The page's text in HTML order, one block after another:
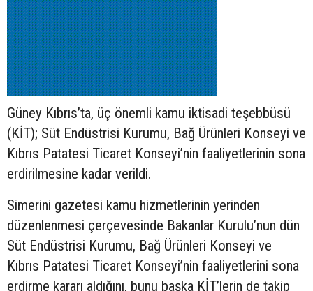
Güney Kıbrıs’ta, üç önemli kamu iktisadi teşebbüsü
(KİT); Süt Endüstrisi Kurumu, Bağ Ürünleri Konseyi ve
Kıbrıs Patatesi Ticaret Konseyi’nin faaliyetlerinin sona
erdirilmesine kadar verildi.
Simerini gazetesi kamu hizmetlerinin yerinden
düzenlenmesi çerçevesinde Bakanlar Kurulu’nun dün
Süt Endüstrisi Kurumu, Bağ Ürünleri Konseyi ve
Kıbrıs Patatesi Ticaret Konseyi’nin faaliyetlerini sona
erdirme kararı aldığını, bunu başka KİT’lerin de takip